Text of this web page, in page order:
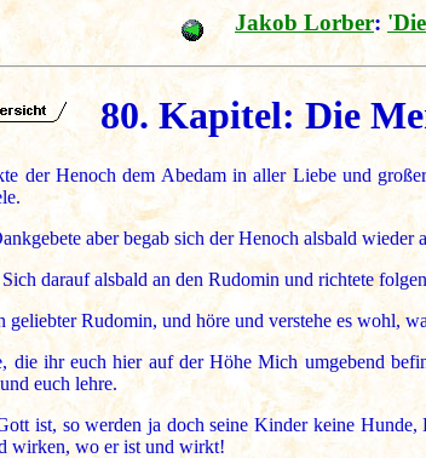
Jakob Lorber:
80. Kapitel: Die
der Henoch dem Abedam in aller Liebe und
aber begab sich der Henoch alsbald
darauf alsbald an den Rudomin und richtete
Rudomin, und höre und verstehe es wohl,
die ihr euch hier auf der Höhe Mich umgebend
euch lehre.
ist, so werden ja doch seine Kinder keine
wirken, wo er ist und wirkt!